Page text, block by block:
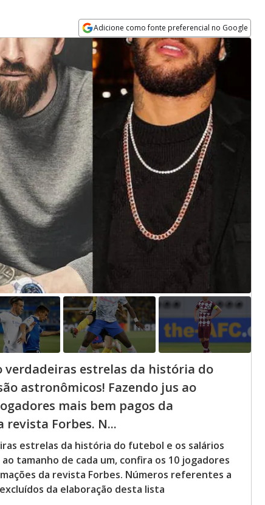
Adicione como fonte preferencial no Google
Opens in new window
verdadeiras estrelas da história do
astronômicos! Fazendo jus ao
mais bem pagos da
Forbes. N...
estrelas da história do futebol e os salários
tamanho de cada um, confira os 10 jogadores
da revista Forbes. Números referentes a
da elaboração desta lista